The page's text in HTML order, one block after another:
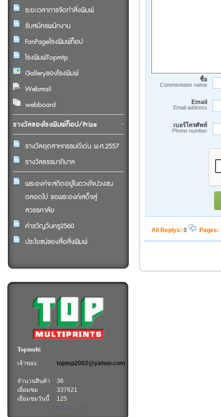
ระยะเวลาการจัดทำสิ่งพิมพ์
รับสมัครพนักงาน
FanPageโรงพิมพ์ท็อป
โรงพิมพ์Topmtp
Galleryของโรงพิมพ์
Webmail
webboard
รางวัลของโรงพิมพ์ท็อป/Prize
รางวัลอุตสาหกรรมดีเด่น พ.ศ.2557
รางวัลธรรมาภิบาล
พระองค์จะสถิตอยู่ในดวงใจปวงชน
ตลอดไป ขอพระองค์เสด็จสู่
สวรรคาลัย
คำขวัญวันครู2560
ประโยชน์ของสื่อสิ่งพิมพ์
Topmulti
เจ้าของ:
topmp2002@yahoo.com
จำนวนสินค้า
36
เยี่ยมชม
337621
เยี่ยมชมวันนี้
125
ชื่อ
Commentator name
Email
Email address
เบอร์โทรศัพท์
Phone number
All Replys: 0 Pages: